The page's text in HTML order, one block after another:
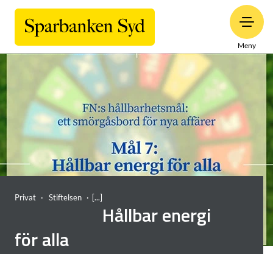
Meny
Privat Stiftelsen
Hållbar energi
för alla